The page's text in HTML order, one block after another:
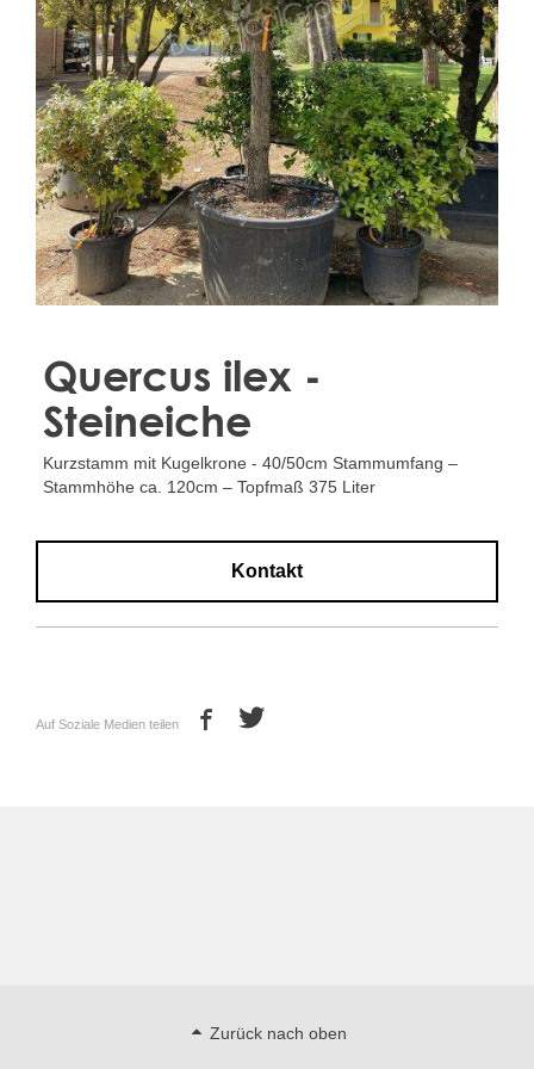
Treesafe
VORSTBESCHERMINGVOORBOMEN.NL
WINTERSCHUTZFUERBAEUME.DE
FROSTPROTECTIONFORTREES.CO.UK
Terracotta
TERRACOTTA.NL
TERRACOTTA.BE
TERRAKOTTA.DE
Quercus ilex -
Steineiche
Kurzstamm mit Kugelkrone - 40/50cm Stammumfang –
Stammhöhe ca. 120cm – Topfmaß 375 Liter
Kontakt
Auf Soziale Medien teilen
Zurück nach oben